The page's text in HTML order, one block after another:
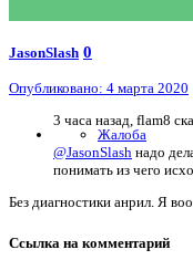
JasonSlash 0
Опубликовано: 4 марта 2020
Жалоба
3 часа назад, flam8
@JasonSlash надо
понимать из чего
Без диагностики анрил. Я
Ссылка на комментарий